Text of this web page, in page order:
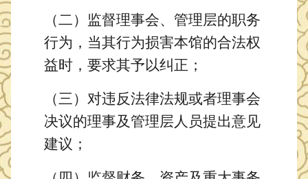
（二）监督理事会、管理层的职务
行为，当其行为损害本馆的合法权
益时，要求其予以纠正；
（三）对违反法律法规或者理事会
决议的理事及管理层人员提出意见
建议；